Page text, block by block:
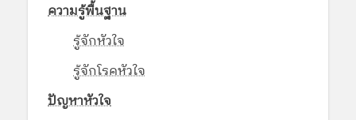
ความรู้พื้นฐาน
รู้จักหัวใจ
รู้จักโรคหัวใจ
ปัญหาหัวใจ